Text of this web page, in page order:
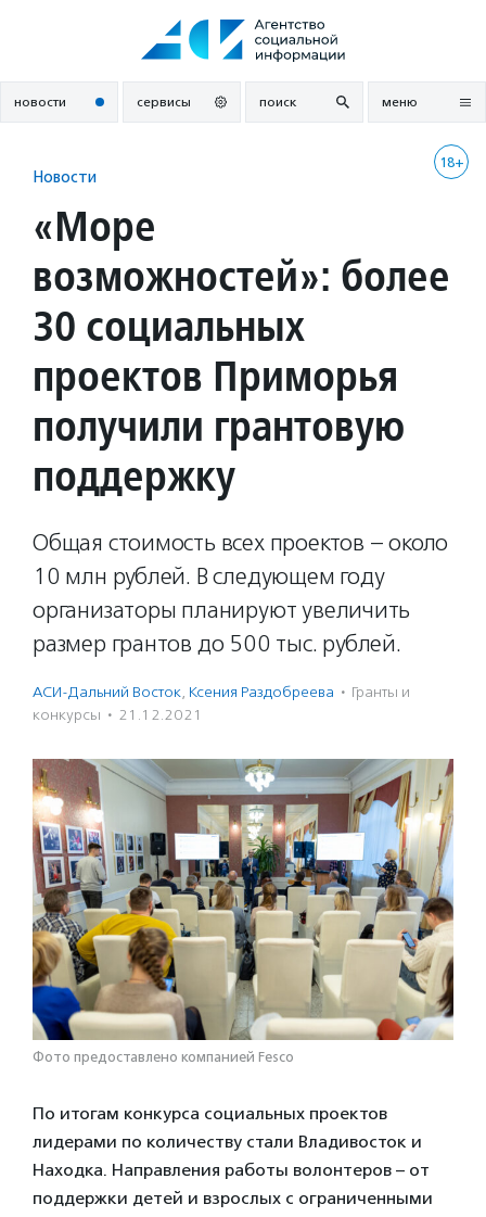
новости сервисы поиск меню
18+
Новости
«Море
возможностей»: более
30 социальных
проектов Приморья
получили грантовую
поддержку
Общая стоимость всех проектов – около
10 млн рублей. В следующем году
организаторы планируют увеличить
размер грантов до 500 тыс. рублей.
АСИ-Дальний Восток, Ксения Раздобреева · Гранты и
конкурсы · 21.12.2021
Фото предоставлено компанией Fesco
По итогам конкурса социальных проектов
лидерами по количеству стали Владивосток и
Находка. Направления работы волонтеров – от
поддержки детей и взрослых с ограниченными